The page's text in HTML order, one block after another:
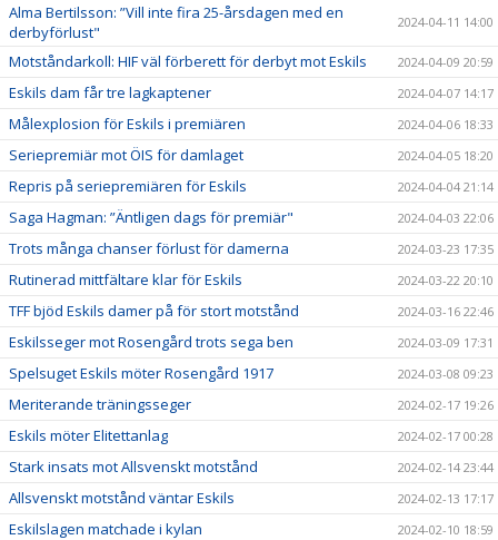
Alma Bertilsson: ”Vill inte fira 25-årsdagen med en
derbyförlust"
2024-04-11 14:00
Motståndarkoll: HIF väl förberett för derbyt mot Eskils 2024-04-09 20:59
Eskils dam får tre lagkaptener 2024-04-07 14:17
Målexplosion för Eskils i premiären 2024-04-06 18:33
Seriepremiär mot ÖIS för damlaget 2024-04-05 18:20
Repris på seriepremiären för Eskils 2024-04-04 21:14
Saga Hagman: ”Äntligen dags för premiär" 2024-04-03 22:06
Trots många chanser förlust för damerna 2024-03-23 17:35
Rutinerad mittfältare klar för Eskils 2024-03-22 20:10
TFF bjöd Eskils damer på för stort motstånd 2024-03-16 22:46
Eskilsseger mot Rosengård trots sega ben 2024-03-09 17:31
Spelsuget Eskils möter Rosengård 1917 2024-03-08 09:23
Meriterande träningsseger 2024-02-17 19:26
Eskils möter Elitettanlag 2024-02-17 00:28
Stark insats mot Allsvenskt motstånd 2024-02-14 23:44
Allsvenskt motstånd väntar Eskils 2024-02-13 17:17
Eskilslagen matchade i kylan 2024-02-10 18:59